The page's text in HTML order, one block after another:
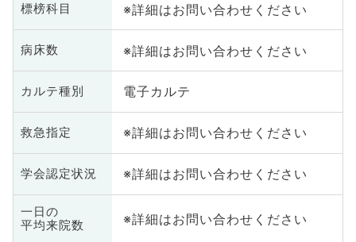
標榜科目 ※詳細はお問い合わせください
病床数 ※詳細はお問い合わせください
カルテ種別 電子カルテ
救急指定 ※詳細はお問い合わせください
学会認定状況 ※詳細はお問い合わせください
一日の
平均来院数
※詳細はお問い合わせください